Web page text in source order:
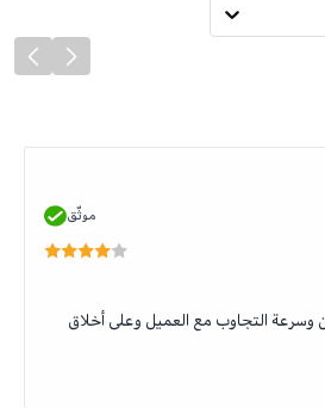
موثّق
التجاوب مع العميل وعلى أخلاق